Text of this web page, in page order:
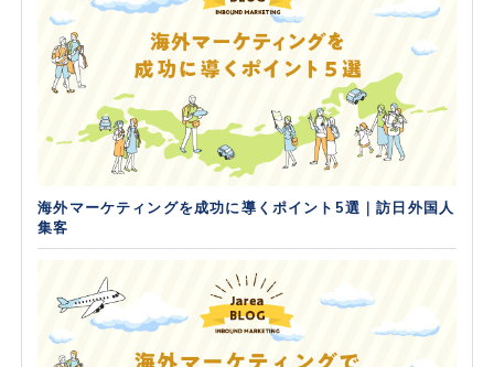
海外マーケティングを成功に導くポイント5選｜訪日外国人
集客